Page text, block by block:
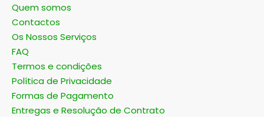
Quem somos
Contactos
Os Nossos Serviços
FAQ
Termos e condições
Política de Privacidade
Formas de Pagamento
Entregas e Resolução de Contrato